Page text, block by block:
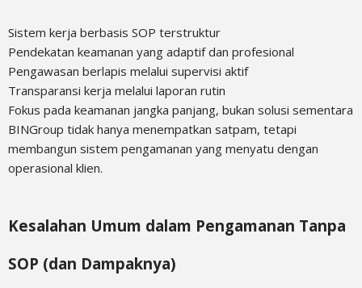
Sistem kerja berbasis SOP terstruktur
Pendekatan keamanan yang adaptif dan profesional
Pengawasan berlapis melalui supervisi aktif
Transparansi kerja melalui laporan rutin
Fokus pada keamanan jangka panjang, bukan solusi sementara
BINGroup tidak hanya menempatkan satpam, tetapi
membangun sistem pengamanan yang menyatu dengan
operasional klien.
Kesalahan Umum dalam Pengamanan Tanpa
SOP (dan Dampaknya)